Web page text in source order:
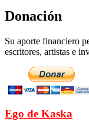
Donación
Su aporte financiero
escritores, artistas e
Ego de Kaska